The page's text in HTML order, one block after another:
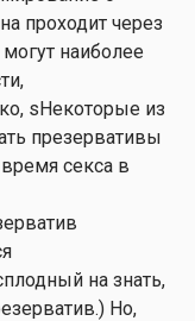
проходит через
наиболее
sНекоторые из
презервативы
секса в
на знать,
) Но,